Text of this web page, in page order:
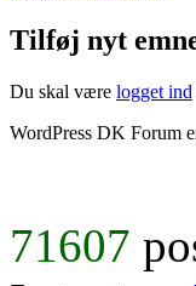
Tilføj nyt
Du skal være logget ind
WordPress DK Forum
71607